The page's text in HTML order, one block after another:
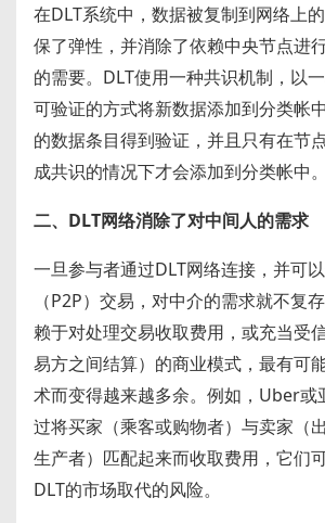
在DLT系统中，数据被复制到网络上
保了弹性，并消除了依赖中央节点进
的需要。DLT使用一种共识机制，以
可验证的方式将新数据添加到分类帐
的数据条目得到验证，并且只有在节
成共识的情况下才会添加到分类帐中。
二、DLT网络消除了对中间人的需求
一旦参与者通过DLT网络连接，并可
（P2P）交易，对中介的需求就不复
赖于对处理交易收取费用，或充当受
易方之间结算）的商业模式，最有可
术而变得越来越多余。例如，Uber或
过将买家（乘客或购物者）与卖家（
生产者）匹配起来而收取费用，它们
DLT的市场取代的风险。